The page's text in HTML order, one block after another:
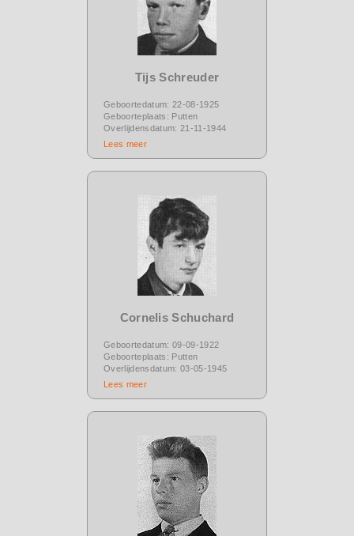
Tijs Schreuder
Geboortedatum: 22-08-1925
Geboorteplaats: Putten
Overlijdensdatum: 21-11-1944
Lees meer
Cornelis Schuchard
Geboortedatum: 09-09-1922
Geboorteplaats: Putten
Overlijdensdatum: 03-05-1945
Lees meer